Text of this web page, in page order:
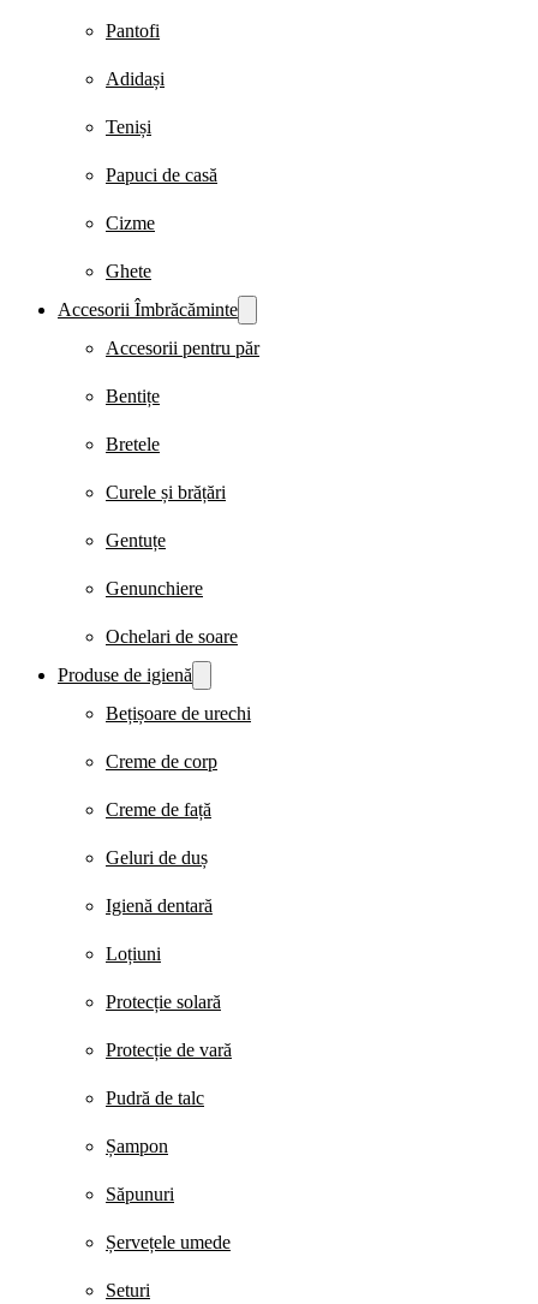
Pantofi
Adidași
Teniși
Papuci de casă
Cizme
Ghete
Accesorii Îmbrăcăminte
Accesorii pentru păr
Bentițe
Bretele
Curele și brățări
Gentuțe
Genunchiere
Ochelari de soare
Produse de igienă
Bețișoare de urechi
Creme de corp
Creme de față
Geluri de duș
Igienă dentară
Loțiuni
Protecție solară
Protecție de vară
Pudră de talc
Șampon
Săpunuri
Șervețele umede
Seturi